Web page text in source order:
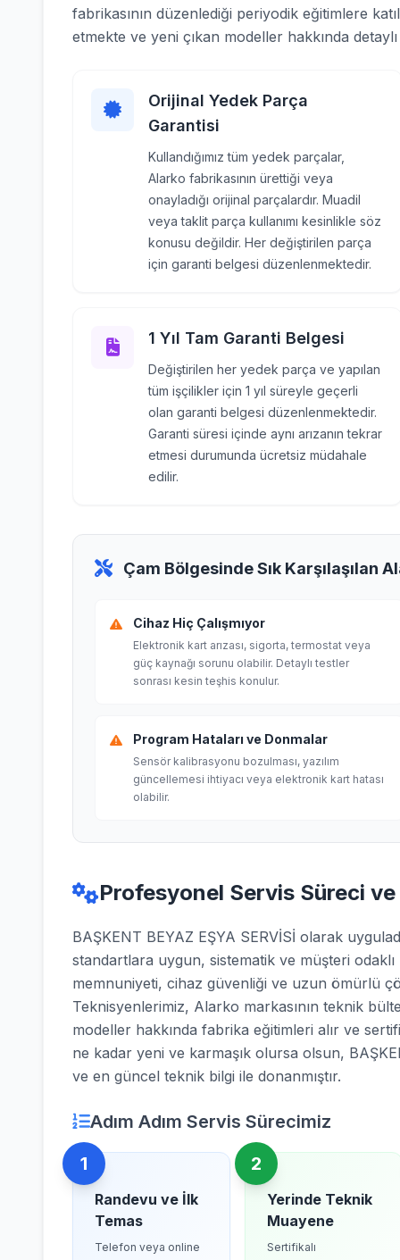
fabrikasının düzenlediği periyodik eğitimlere
etmekte ve yeni çıkan modeller hakkında
Orijinal Yedek Parça
Garantisi
Kullandığımız tüm yedek parçalar,
Alarko fabrikasının ürettiği veya
onayladığı orijinal parçalardır. Muadil
veya taklit parça kullanımı kesinlikle söz
konusu değildir. Her değiştirilen parça
için garanti belgesi düzenlenmektedir.
1 Yıl Tam Garanti Belgesi
Değiştirilen her yedek parça ve yapılan
tüm işçilikler için 1 yıl süreyle geçerli
olan garanti belgesi düzenlenmektedir.
Garanti süresi içinde aynı arızanın tekrar
etmesi durumunda ücretsiz müdahale
edilir.
Çam Bölgesinde Sık Karşılaşılan
Cihaz Hiç Çalışmıyor
Elektronik kart arızası, sigorta, termostat veya
güç kaynağı sorunu olabilir. Detaylı testler
sonrası kesin teşhis konulur.
Program Hataları ve Donmalar
Sensör kalibrasyonu bozulması, yazılım
güncellemesi ihtiyacı veya elektronik kart hatası
olabilir.
Profesyonel Servis Süreci ve
BAŞKENT BEYAZ EŞYA SERVİSİ olarak
standartlara uygun, sistematik ve müşteri
memnuniyeti, cihaz güvenliği ve uzun ömürlü
Teknisyenlerimiz, Alarko markasının teknik
modeller hakkında fabrika eğitimleri alır ve
ne kadar yeni ve karmaşık olursa olsun,
ve en güncel teknik bilgi ile donanmıştır.
Adım Adım Servis Sürecimiz
1
Randevu ve İlk
Temas
Telefon veya online
2
Yerinde Teknik
Muayene
Sertifikalı